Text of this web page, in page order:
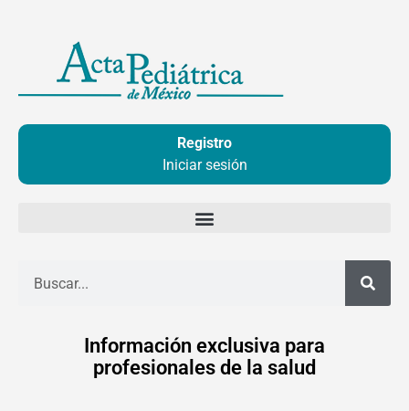
contenido
Registro
Iniciar sesión
Información exclusiva para
profesionales de la salud